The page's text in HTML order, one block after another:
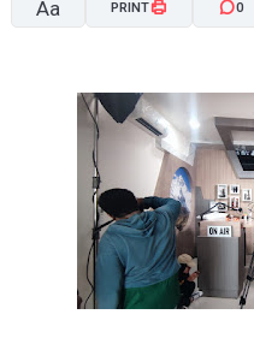
Aa
A-
PRINT 0